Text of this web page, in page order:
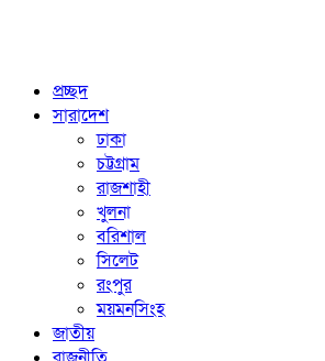
প্রচ্ছদ
সারাদেশ
ঢাকা
চট্টগ্রাম
রাজশাহী
খুলনা
বরিশাল
সিলেট
রংপুর
ময়মনসিংহ
জাতীয়